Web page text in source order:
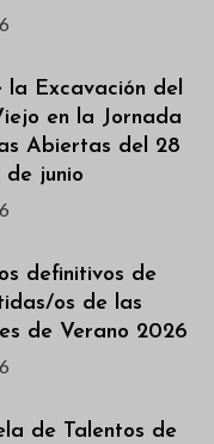
la Excavación del
en la Jornada
Abiertas del 28
de junio
definitivos de
os de las
de Verano 2026
de Talentos de